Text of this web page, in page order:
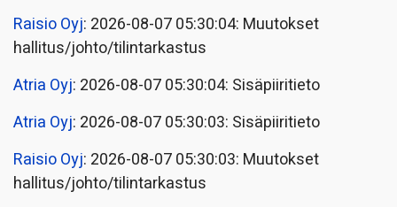
Raisio Oyj: 2026-08-07 05:30:04: Muutokset
hallitus/johto/tilintarkastus
Atria Oyj: 2026-08-07 05:30:04: Sisäpiiritieto
Atria Oyj: 2026-08-07 05:30:03: Sisäpiiritieto
Raisio Oyj: 2026-08-07 05:30:03: Muutokset
hallitus/johto/tilintarkastus